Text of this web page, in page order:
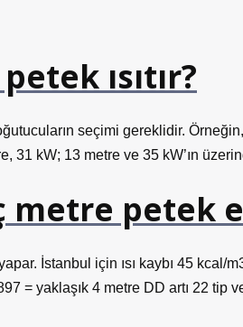
ısıtır?
seçimi gereklidir.
31 kW; 13 metre ve 35 kW’ın
metre petek
İstanbul için ısı kaybı 45 kcal/
= yaklaşık 4 metre DD artı 22 tip